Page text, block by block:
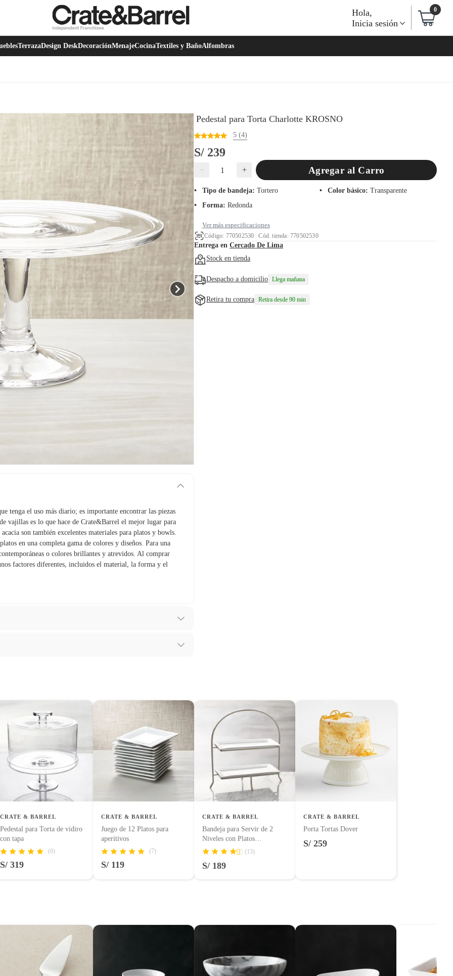
Hola,
Inicia sesión
0
TerrazaDesign DeskDecoraciónMenajeCocinaTextiles y BañoAlfombras
tenga el uso más diario; es importante encontrar las piezas
vajillas es lo que hace de Crate&Barrel el mejor lugar para
son también excelentes materiales para platos y bowls.
en una completa gama de colores y diseños. Para una
o colores brillantes y atrevidos. Al comprar
factores diferentes, incluidos el material, la forma y el
otras con restricciones y algunas que no se pueden
para asfalto, hormigón, albañilería.
para asfalto.
línea blanca, colchones, muebles, bicicletas y máquinas.
alimenticios, vitaminas.
Pedestal para Torta Charlotte KROSNO
5 (4)
S/ 239
− + Agregar al Carro
Tipo de bandeja: Tortero Color básico: Transparente
Forma: Redonda
Ver más especificaciones
Código: 770502530 Cód. tienda: 770502530
Entrega en Cercado De Lima
Stock en tienda
Despacho a domicilio Llega mañana
Retira tu compra Retira desde 90 min
CRATE & BARREL
Pedestal para Torta de vidiro
con tapa
(6)
S/ 319
CRATE & BARREL
Juego de 12 Platos para
aperitivos
(7)
S/ 119
CRATE & BARREL
Bandeja para Servir de 2
Niveles con Platos
Cambridge
(13)
S/ 189
CRATE & BARREL
Porta Tortas Dover
S/ 259